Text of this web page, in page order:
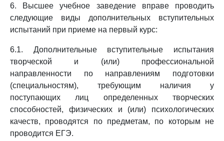
6. Высшее учебное заведение вправе проводить
следующие виды дополнительных вступительных
испытаний при приеме на первый курс:
6.1. Дополнительные вступительные испытания
творческой и (или) профессиональной
направленности по направлениям подготовки
(специальностям), требующим наличия у
поступающих лиц определенных творческих
способностей, физических и (или) психологических
качеств, проводятся по предметам, по которым не
проводится ЕГЭ.